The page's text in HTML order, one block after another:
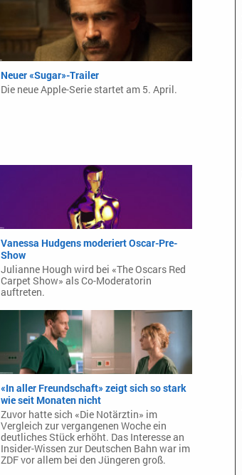
Neuer «Sugar»-Trailer
Die neue Apple-Serie startet am 5. April.
Vanessa Hudgens moderiert Oscar-Pre-
Show
Julianne Hough wird bei «The Oscars Red
Carpet Show» als Co-Moderatorin
auftreten.
«In aller Freundschaft» zeigt sich so stark
wie seit Monaten nicht
Zuvor hatte sich «Die Notärztin» im
Vergleich zur vergangenen Woche ein
deutliches Stück erhöht. Das Interesse an
Insider-Wissen zur Deutschen Bahn war im
ZDF vor allem bei den Jüngeren groß.